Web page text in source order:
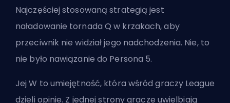
Najczęściej stosowaną strategią jest
naładowanie tornada Q w krzakach, aby
przeciwnik nie widział jego nadchodzenia. Nie, to
nie było nawiązanie do Persona 5.
Jej W to umiejętność, która wśród graczy League
dzieli opinie. Z jednej strony gracze uwielbiają